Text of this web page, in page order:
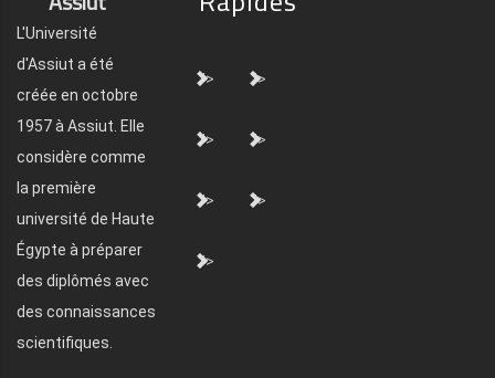
L'Université
d'Assiut a été
créée en octobre
1957 à Assiut. Elle
considère comme
la première
université de Haute
Égypte à préparer
des diplômés avec
des connaissances
scientifiques.
"> ">
"> ">
"> ">
">